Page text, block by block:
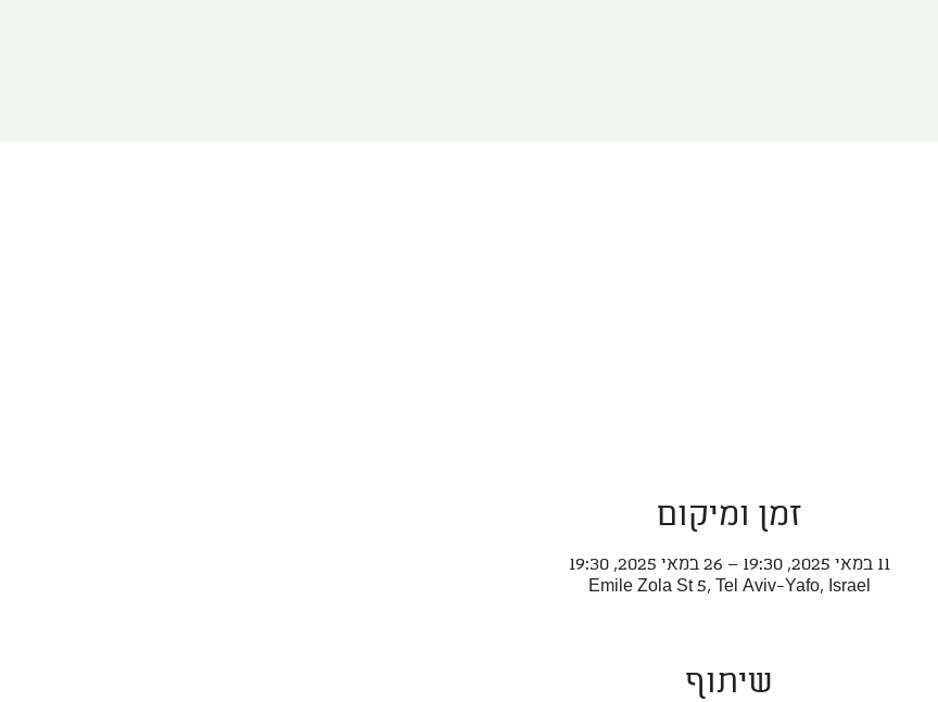
זמן ומיקום
11 במאי 2025, 19:30 – 26 במאי 2025, 19:30
Emile Zola St 5, Tel Aviv-Yafo, Israel
שיתוף